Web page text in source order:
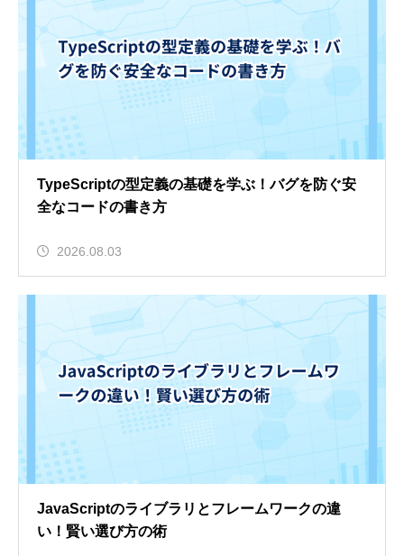
TypeScriptの型定義の基礎を学ぶ！バグを防ぐ安
全なコードの書き方
2026.08.03
JavaScriptのライブラリとフレームワークの違
い！賢い選び方の術